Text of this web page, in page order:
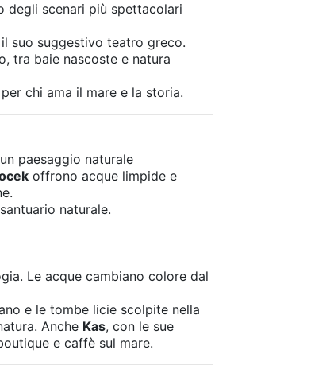
degli scenari più spettacolari
suo suggestivo teatro greco.
tra baie nascoste e natura
chi ama il mare e la storia.
paesaggio naturale
offrono acque limpide e
naturale.
Le acque cambiano colore dal
e le tombe licie scolpite nella
Anche Kas, con le sue
e caffè sul mare.